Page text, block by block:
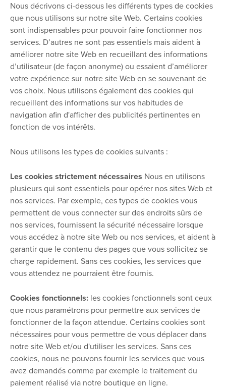
Nous décrivons ci-dessous les différents types de cookies
que nous utilisons sur notre site Web. Certains cookies
sont indispensables pour pouvoir faire fonctionner nos
services. D’autres ne sont pas essentiels mais aident à
améliorer notre site Web en recueillant des informations
d’utilisateur (de façon anonyme) ou essaient d’améliorer
votre expérience sur notre site Web en se souvenant de
vos choix. Nous utilisons également des cookies qui
recueillent des informations sur vos habitudes de
navigation afin d'afficher des publicités pertinentes en
fonction de vos intérêts.
Nous utilisons les types de cookies suivants :
Les cookies strictement nécessaires Nous en utilisons
plusieurs qui sont essentiels pour opérer nos sites Web et
nos services. Par exemple, ces types de cookies vous
permettent de vous connecter sur des endroits sûrs de
nos services, fournissent la sécurité nécessaire lorsque
vous accédez à notre site Web ou nos services, et aident à
garantir que le contenu des pages que vous sollicitez se
charge rapidement. Sans ces cookies, les services que
vous attendez ne pourraient être fournis.
Cookies fonctionnels: les cookies fonctionnels sont ceux
que nous paramétrons pour permettre aux services de
fonctionner de la façon attendue. Certains cookies sont
nécessaires pour vous permettre de vous déplacer dans
notre site Web et/ou d'utiliser les services. Sans ces
cookies, nous ne pouvons fournir les services que vous
avez demandés comme par exemple le traitement du
paiement réalisé via notre boutique en ligne.